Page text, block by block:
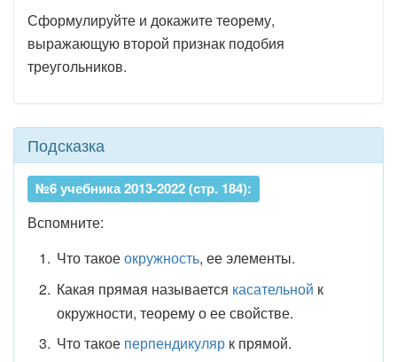
Сформулируйте и докажите теорему,
выражающую второй признак подобия
треугольников.
Подсказка
№6 учебника 2013-2022 (стр. 184):
Вспомните:
Что такоеокружность, ее элементы.
Какая прямая называется касательной к
окружности, теорему о ее свойстве.
Что такое перпендикулярк прямой.